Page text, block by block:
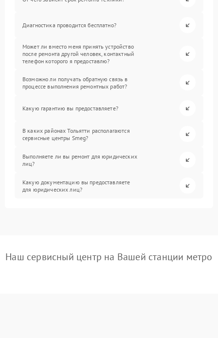
Диагностика проводится бесплатно?
Может ли вместо меня принять устройство
после ремонта другой человек, контактный
телефон которого я предоставлю?
Возможно ли получать обратную связь в
процессе выполнения ремонтных работ?
Какую гарантию вы предоставляете?
В каких районах Тольятти располагаются
сервисные центры Smeg?
Выполняете ли вы ремонт для юридических
лиц?
Какую документацию вы предоставляете
для юридических лиц?
Наш сервисный центр на Вашей станции метро